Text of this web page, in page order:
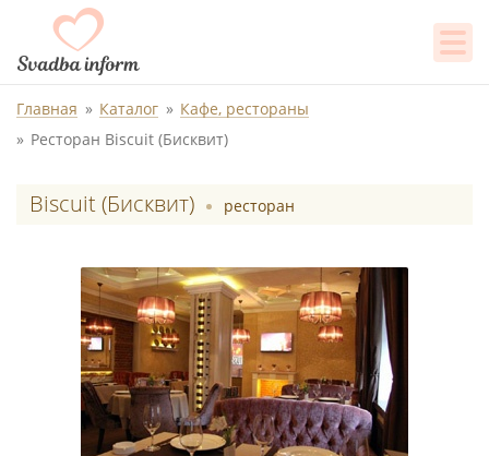
Главная Каталог
Кафе, рестораны
Ресторан Biscuit (Бисквит)
Biscuit (Бисквит) ресторан